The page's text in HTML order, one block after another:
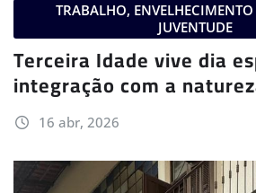
TRABALHO, ENVELHECIMENTO
JUVENTUDE
Terceira Idade vive dia
integração com a
16 abr, 2026